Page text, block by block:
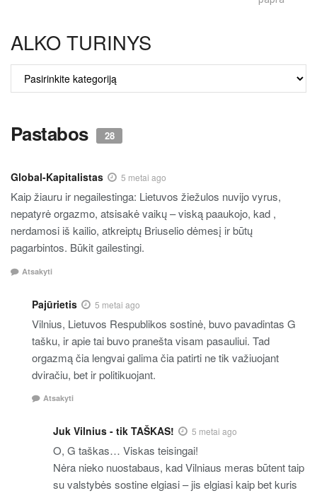
ALKO TURINYS
ALKO
TURINYS
Pastabos 28
Global-Kapitalistas 5 metai ago
Kaip žiauru ir negailestinga: Lietuvos žiežulos nuvijo vyrus,
nepatyrė orgazmo, atsisakė vaikų – viską paaukojo, kad ,
nerdamosi iš kailio, atkreiptų Briuselio dėmesį ir būtų
pagarbintos. Būkit gailestingi.
Atsakyti
Pajūrietis 5 metai ago
Vilnius, Lietuvos Respublikos sostinė, buvo pavadintas G
tašku, ir apie tai buvo pranešta visam pasauliui. Tad
orgazmą čia lengvai galima čia patirti ne tik važiuojant
dviračiu, bet ir politikuojant.
Atsakyti
Juk Vilnius - tik TAŠKAS! 5 metai ago
O, G taškas… Viskas teisingai!
Nėra nieko nuostabaus, kad Vilniaus meras būtent taip
su valstybės sostine elgiasi – jis elgiasi kaip bet kuris